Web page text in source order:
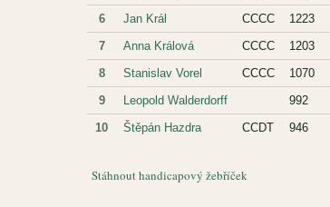
6 Jan Král CCCC 1223
7 Anna Králová CCCC 1203
8 Stanislav Vorel CCCC 1070
9 Leopold Walderdorff 992
10 Štěpán Hazdra CCDT 946
Stáhnout handicapový žebříček